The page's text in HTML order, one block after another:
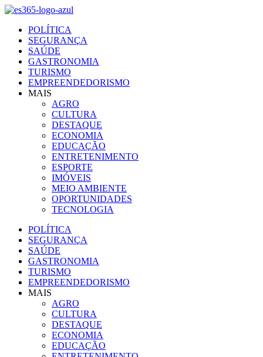
Ir
conteúdo
POLÍTICA
SEGURANÇA
SAÚDE
GASTRONOMIA
TURISMO
EMPREENDEDORISMO
MAIS
AGRO
CULTURA
DESTAQUE
ECONOMIA
EDUCAÇÃO
ENTRETENIMENTO
ESPORTE
IMÓVEIS
MEIO AMBIENTE
OPORTUNIDADES
TECNOLOGIA
POLÍTICA
SEGURANÇA
SAÚDE
GASTRONOMIA
TURISMO
EMPREENDEDORISMO
MAIS
AGRO
CULTURA
DESTAQUE
ECONOMIA
EDUCAÇÃO